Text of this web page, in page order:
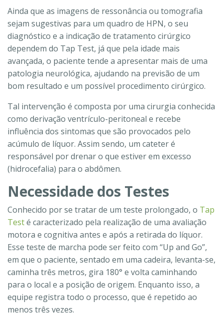
Ainda que as imagens de ressonância ou tomografia
sejam sugestivas para um quadro de HPN, o seu
diagnóstico e a indicação de tratamento cirúrgico
dependem do Tap Test, já que pela idade mais
avançada, o paciente tende a apresentar mais de uma
patologia neurológica, ajudando na previsão de um
bom resultado e um possível procedimento cirúrgico.
Tal intervenção é composta por uma cirurgia conhecida
como derivação ventrículo-peritoneal e recebe
influência dos sintomas que são provocados pelo
acúmulo de líquor. Assim sendo, um cateter é
responsável por drenar o que estiver em excesso
(hidrocefalia) para o abdômen.
Necessidade dos Testes
Conhecido por se tratar de um teste prolongado, o Tap
Testé caracterizado pela realização de uma avaliação
motora e cognitiva antes e após a retirada do líquor.
Esse teste de marcha pode ser feito com “Up and Go”,
em que o paciente, sentado em uma cadeira, levanta-se,
caminha três metros, gira 180° e volta caminhando
para o local e a posição de origem. Enquanto isso, a
equipe registra todo o processo, que é repetido ao
menos três vezes.